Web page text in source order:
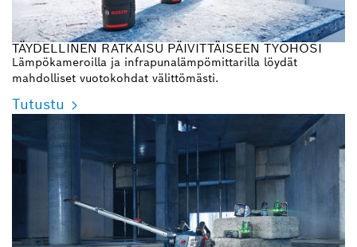
TÄYDELLINEN RATKAISU PÄIVITTÄISEEN TYÖHÖSI
Lämpökameroilla ja infrapunalämpömittarilla löydät
mahdolliset vuotokohdat välittömästi.
Tutustu